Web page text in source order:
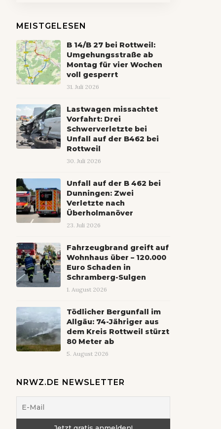
MEISTGELESEN
B 14/B 27 bei Rottweil:
Umgehungsstraße ab
Montag für vier Wochen
voll gesperrt
31. Juli 2026
Lastwagen missachtet
Vorfahrt: Drei
Schwerverletzte bei
Unfall auf der B462 bei
Rottweil
30. Juli 2026
Unfall auf der B 462 bei
Dunningen: Zwei
Verletzte nach
Überholmanöver
23. Juli 2026
Fahrzeugbrand greift auf
Wohnhaus über – 120.000
Euro Schaden in
Schramberg-Sulgen
1. August 2026
Tödlicher Bergunfall im
Allgäu: 74-Jähriger aus
dem Kreis Rottweil stürzt
80 Meter ab
5. August 2026
NRWZ.DE NEWSLETTER